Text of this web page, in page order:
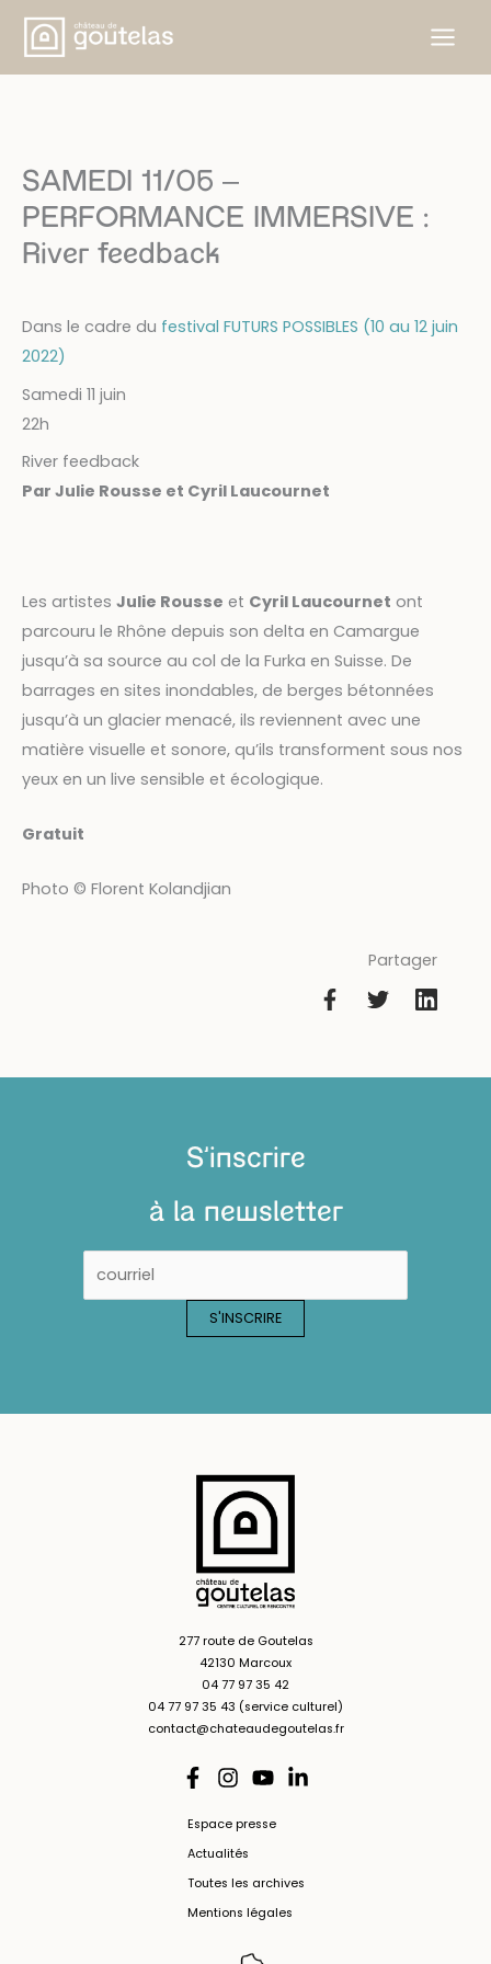
Aller
contenu
SAMEDI 11/06 –
PERFORMANCE IMMERSIVE :
River feedback
Dans le cadre du festival FUTURS POSSIBLES (10 au 12 juin
2022)
Samedi 11 juin
22h
River feedback
Par Julie Rousse et Cyril Laucournet
Les artistes Julie Rousse et Cyril Laucournet ont
parcouru le Rhône depuis son delta en Camargue
jusqu’à sa source au col de la Furka en Suisse. De
barrages en sites inondables, de berges bétonnées
jusqu’à un glacier menacé, ils reviennent avec une
matière visuelle et sonore, qu’ils transforment sous nos
yeux en un live sensible et écologique.
Gratuit
Photo © Florent Kolandjian
Partager
S'inscrire
à la newsletter
277 route de Goutelas
42130 Marcoux
04 77 97 35 42
04 77 97 35 43 (service culturel)
contact@chateaudegoutelas.fr
Espace presse
Actualités
Toutes les archives
Mentions légales